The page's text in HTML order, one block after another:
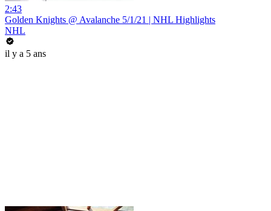
2:43
Golden Knights @ Avalanche 5/1/21 | NHL Highlights
NHL
il y a 5 ans